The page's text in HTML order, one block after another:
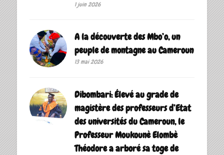
1 juin 2026
A la découverte des Mbo’o, un
peuple de montagne au Cameroun
13 mai 2026
Dibombari: Élevé au grade de
magistère des professeurs d’Etat
des universités du Cameroun, le
Professeur Moukounè Elombè
Théodore a arboré sa toge de